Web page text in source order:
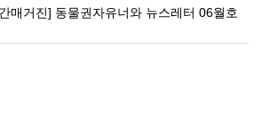
매거진] 동물권자유너와 뉴스레터 06월호